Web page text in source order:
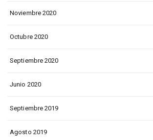
Noviembre 2020
Octubre 2020
Septiembre 2020
Junio 2020
Septiembre 2019
Agosto 2019